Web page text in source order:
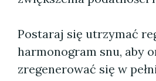
Postaraj się utrzymać
harmonogram snu, aby
zregenerować się w